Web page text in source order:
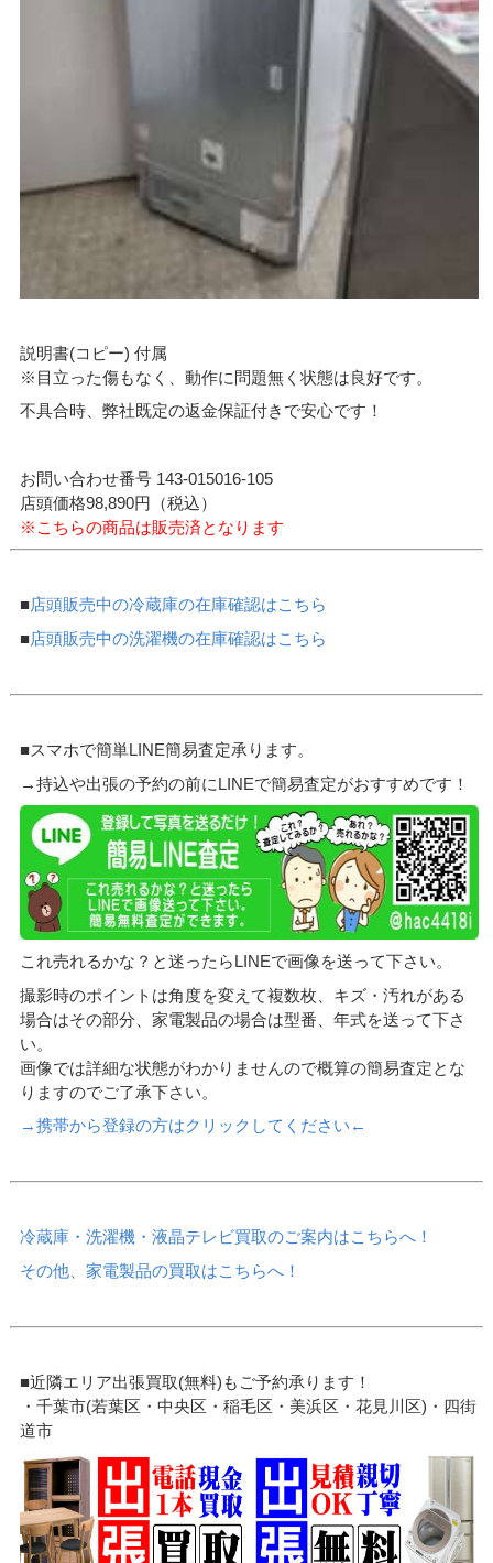
説明書(コピー) 付属
※目立った傷もなく、動作に問題無く状態は良好です。
不具合時、弊社既定の返金保証付きで安心です！
お問い合わせ番号 143-015016-105
店頭価格98,890円（税込）
※こちらの商品は販売済となります
■店頭販売中の冷蔵庫の在庫確認はこちら
■店頭販売中の洗濯機の在庫確認はこちら
■スマホで簡単LINE簡易査定承ります。
→持込や出張の予約の前にLINEで簡易査定がおすすめです！
これ売れるかな？と迷ったらLINEで画像を送って下さい。
撮影時のポイントは角度を変えて複数枚、キズ・汚れがある
場合はその部分、家電製品の場合は型番、年式を送って下さ
い。
画像では詳細な状態がわかりませんので概算の簡易査定とな
りますのでご了承下さい。
→携帯から登録の方はクリックしてください←
冷蔵庫・洗濯機・液晶テレビ買取のご案内はこちらへ！
その他、家電製品の買取はこちらへ！
■近隣エリア出張買取(無料)もご予約承ります！
・千葉市(若葉区・中央区・稲毛区・美浜区・花見川区)・四街
道市